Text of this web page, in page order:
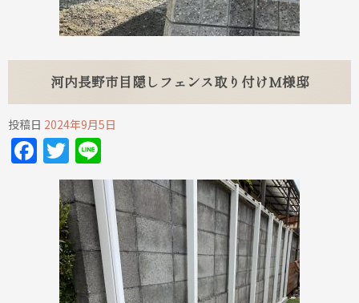
河内長野市目隠しフェンス取り付けM様邸
投稿日 2024年9月5日
Facebook
Twitter